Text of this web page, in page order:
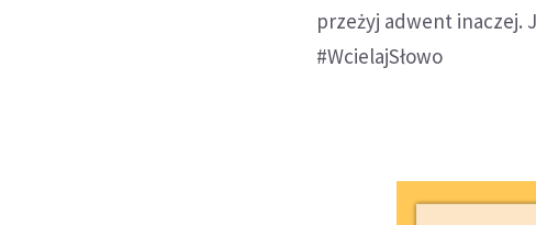
przeżyj adwent inaczej.
#WcielajSłowo